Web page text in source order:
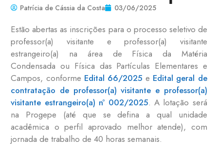
Patrícia de Cássia da Costa 03/06/2025
Estão abertas as inscrições para o processo seletivo de
professor(a) visitante e professor(a) visitante
estrangeiro(a) na área de Física da Matéria
Condensada ou Física das Partículas Elementares e
Campos, conforme Edital 66/2025 e Edital geral de
contratação de professor(a) visitante e professor(a)
visitante estrangeiro(a) nº 002/2025. A lotação será
na Progepe (até que se defina a qual unidade
acadêmica o perfil aprovado melhor atende), com
jornada de trabalho de 40 horas semanais.